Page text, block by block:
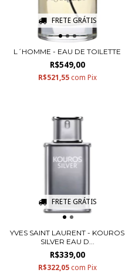
FRETE GRÁTIS
L´HOMME - EAU DE TOILETTE
R$549,00
R$521,55 com Pix
FRETE GRÁTIS
YVES SAINT LAURENT - KOUROS
SILVER EAU D...
R$339,00
R$322,05 com Pix